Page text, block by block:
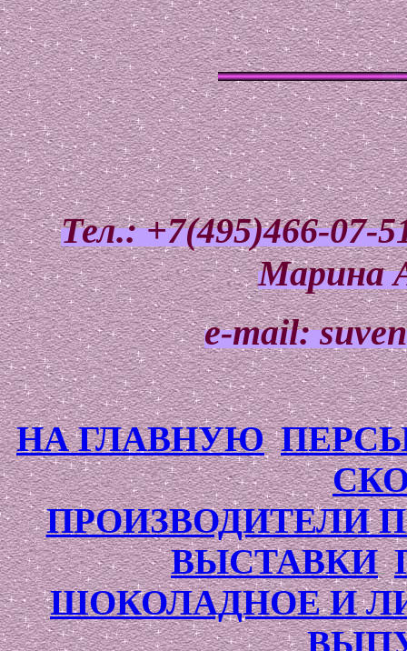
Тел.: +7(495)466-07-
Марина
e-mail:
НА ГЛАВНУЮ
ПРОИЗВОДИТЕЛИ
ВЫСТАВКИ
ШОКОЛАДНОЕ И